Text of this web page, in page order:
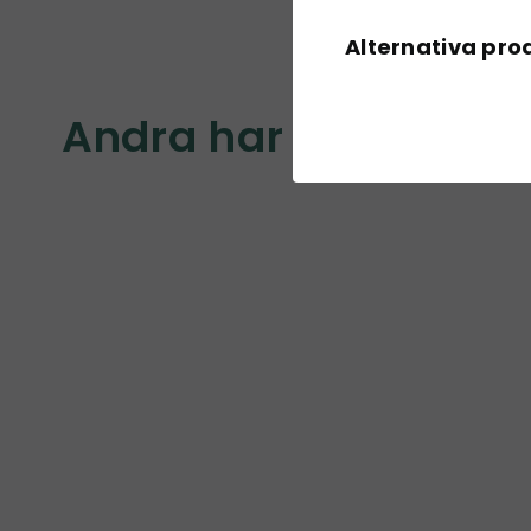
Andra har också köpt
Alternativa